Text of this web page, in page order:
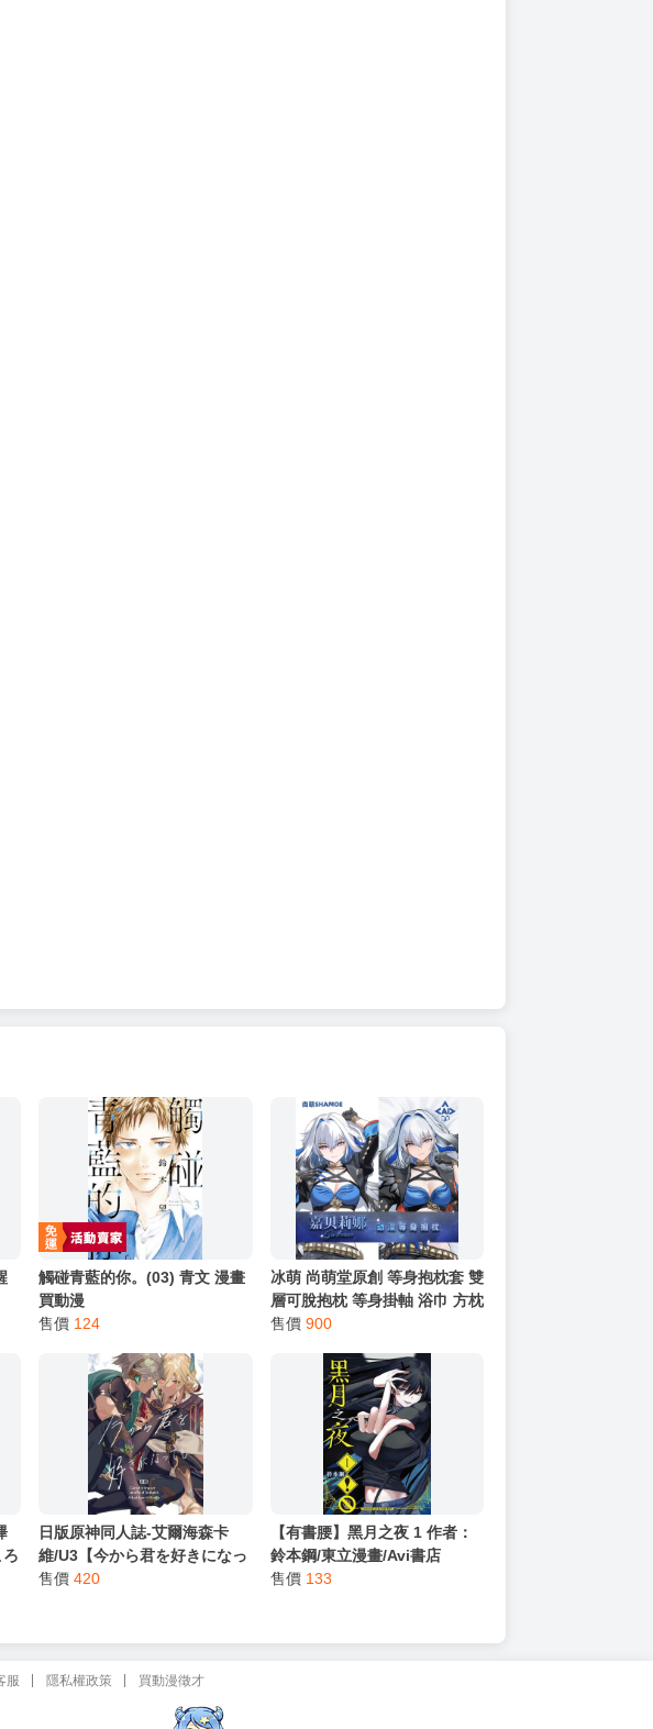
觸碰青藍的你。(03) 青文 漫畫
買動漫
售價 124
冰萌 尚萌堂原創 等身抱枕套 雙
層可脫抱枕 等身掛軸 浴巾 方枕
枕頭 滑鼠墊 鳴潮 嘉貝莉娜
售價 900